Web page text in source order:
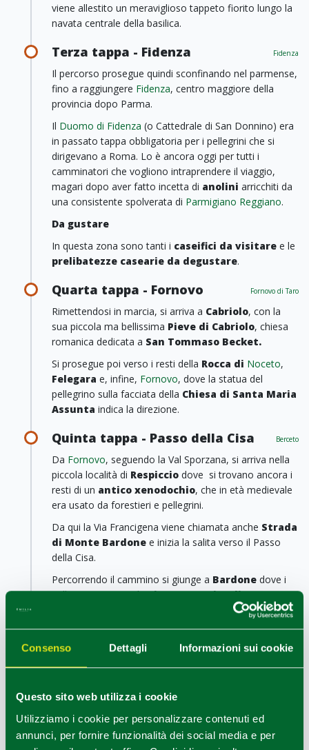
Consenso Dettagli Informazioni sui cookie
Questo sito web utilizza i cookie
Utilizziamo i cookie per personalizzare contenuti ed
annunci, per fornire funzionalità dei social media e per
viene allestito un meraviglioso tappeto fiorito lungo la
navata centrale della basilica.
Terza tappa - Fidenza Fidenza
Il percorso prosegue quindi sconfinando nel parmense,
fino a raggiungere Fidenza, centro maggiore della
provincia dopo Parma.
Il Duomo di Fidenza (o Cattedrale di San Donnino) era
in passato tappa obbligatoria per i pellegrini che si
dirigevano a Roma. Lo è ancora oggi per tutti i
camminatori che vogliono intraprendere il viaggio,
magari dopo aver fatto incetta di anolini arricchiti da
una consistente spolverata di Parmigiano Reggiano.
Da gustare
In questa zona sono tanti i caseifici da visitare e le
prelibatezze casearie da degustare.
Quarta tappa - Fornovo Fornovo di Taro
Rimettendosi in marcia, si arriva a Cabriolo, con la
sua piccola ma bellissima Pieve di Cabriolo, chiesa
romanica dedicata a San Tommaso Becket.
Si prosegue poi verso i resti della Rocca di Noceto,
Felegara e, infine, Fornovo, dove la statua del
pellegrino sulla facciata della Chiesa di Santa Maria
Assunta indica la direzione.
Quinta tappa - Passo della Cisa Berceto
Da Fornovo, seguendo la Val Sporzana, si arriva nella
piccola località di Respiccio dove si trovano ancora i
resti di un antico xenodochio, che in età medievale
era usato da forestieri e pellegrini.
Da qui la Via Francigena viene chiamata anche Strada
di Monte Bardone e inizia la salita verso il Passo
della Cisa.
Percorrendo il cammino si giunge a Bardone dove i
pellegrini ritrovano lapieve romanica di Terenzoe
infine, dopo una salita impegnativa lungo la Val
della pietra portata avanti dai cosiddetti scalpellini.
DaCassioil cammino si sviluppa parallelo alla Strada
Statale della Cisa per poi insinuarsi a Berceto, il cui